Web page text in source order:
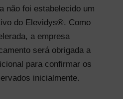
não foi estabelecido um
do Elevidys®. Como
a empresa
será obrigada a
para confirmar os
inicialmente.